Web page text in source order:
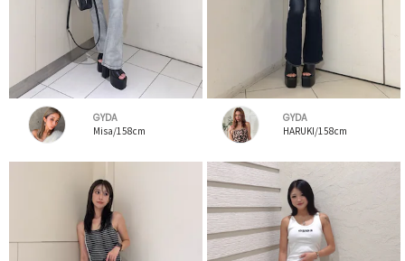
GYDA
Misa/158cm
GYDA
HARUKI/158cm